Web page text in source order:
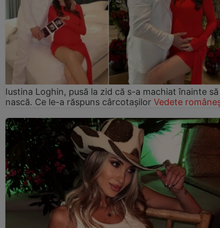
Iustina Loghin, pusă la zid că s-a machiat înainte să
nască. Ce le-a răspuns cârcotașilor Vedete